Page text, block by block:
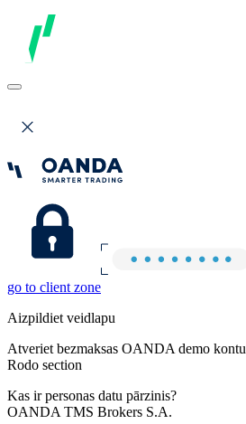
go to client zone
Aizpildiet veidlapu
Atveriet bezmaksas OANDA demo kontu
Rodo section
Kas ir personas datu pārzinis?
OANDA TMS Brokers S.A.